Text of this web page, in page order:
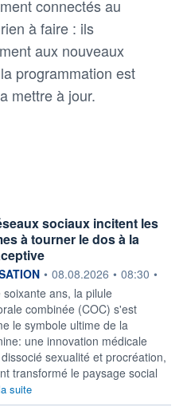
connectés au
à faire : ils
aux nouveaux
programmation est
mettre à jour.
sociaux incitent les
à tourner le dos à la
par • 08.08.2026 • 08:30 •
ans, la pilule
combinée (COC) s'est
le symbole ultime de la
une innovation médicale
sexualité et procréation,
transformé le paysage social
suite